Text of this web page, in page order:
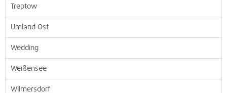
Treptow
Umland Ost
Wedding
Weißensee
Wilmersdorf